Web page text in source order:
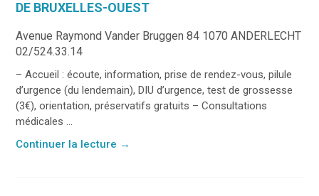
DE BRUXELLES-OUEST
Avenue Raymond Vander Bruggen 84 1070 ANDERLECHT
02/524.33.14
– Accueil : écoute, information, prise de rendez-vous, pilule
d’urgence (du lendemain), DIU d’urgence, test de grossesse
(3€), orientation, préservatifs gratuits – Consultations
médicales ...
Continuer la lecture →